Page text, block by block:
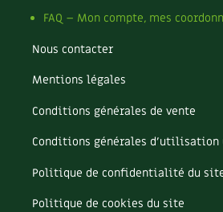
Potager
Potager en lasagnes
Poules
Prairie fleurie
Purin
Recette
Récup'
FAQ – Mon compte, mes
Nous contacter
Mentions légales
Conditions générales de vente
Conditions générales d’utilisation
Politique de confidentialité du
Politique de cookies du site